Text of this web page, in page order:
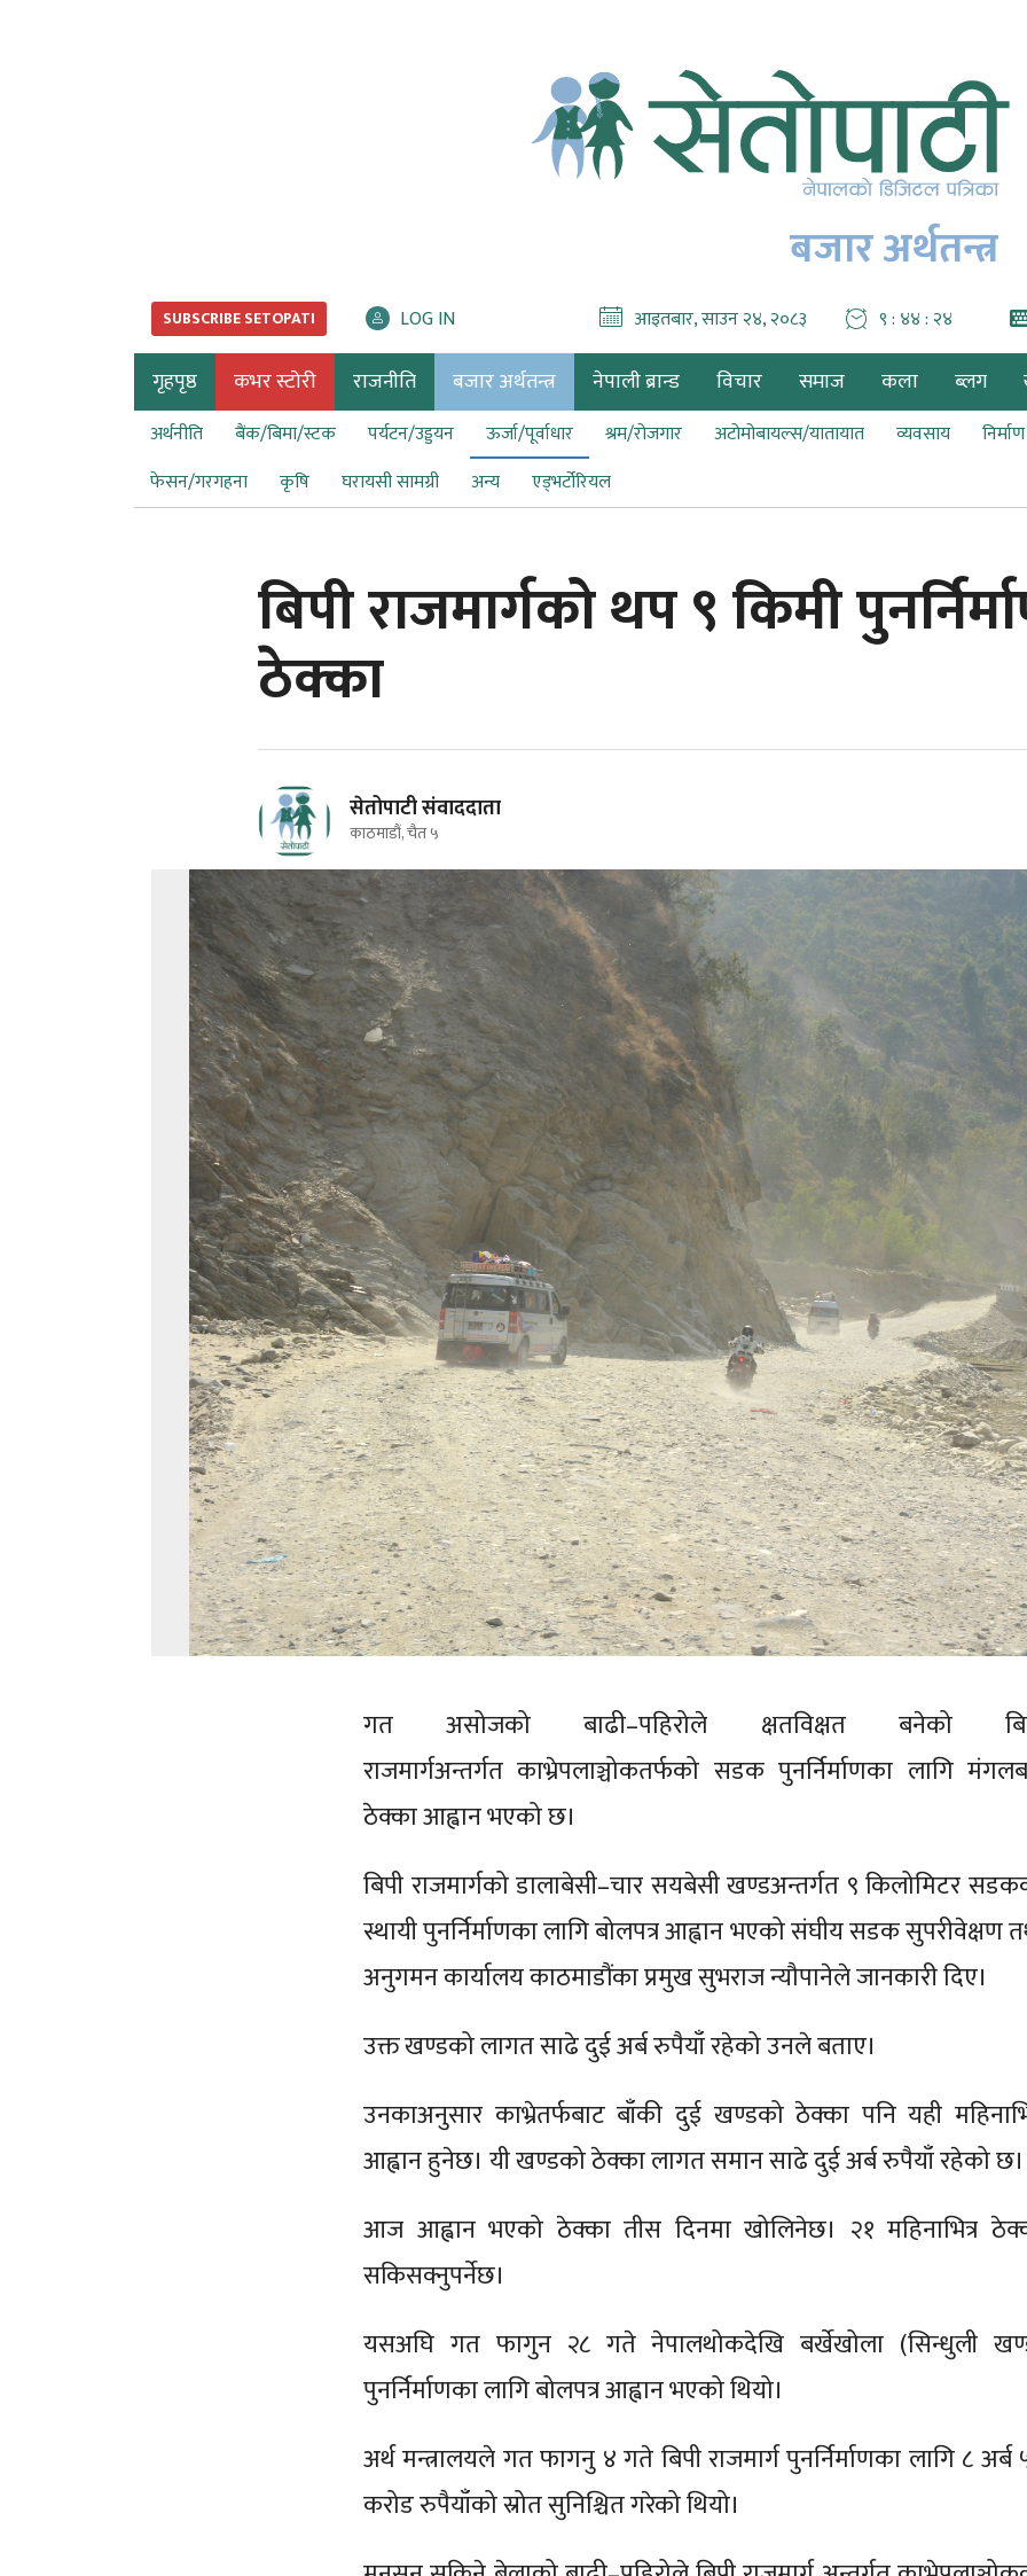
बजार अर्थतन्त्र
SUBSCRIBE SETOPATI LOG IN आइतबार, साउन २४, २०८३ ९ : ४४ : २६
गृहपृष्ठ कभर स्टोरी राजनीति बजार अर्थतन्त्र नेपाली ब्रान्ड विचार समाज कला ब्लग
अर्थनीति बैंक/बिमा/स्टक पर्यटन/उड्डयन ऊर्जा/पूर्वाधार श्रम/रोजगार अटोमोबायल्स/यातायात व्यवसाय
फेसन/गरगहना
कृषि घरायसी सामग्री अन्य एड्भर्टोरियल
बिपी राजमार्गको थप ९ किमी
ठेक्का
सेतोपाटी संवाददाता
काठमाडौं, चैत ५
गत असोजको बाढी–पहिरोले क्षतविक्षत बनेको
राजमार्गअन्तर्गत काभ्रेपलाञ्चोकतर्फको सडक पुनर्निर्माणका लागि
ठेक्का आह्वान भएको छ।
बिपी राजमार्गको डालाबेसी–चार सयबेसी खण्डअन्तर्गत ९ किलोमिटर
स्थायी पुनर्निर्माणका लागि बोलपत्र आह्वान भएको संघीय सडक सुपरीवेक्षण
अनुगमन कार्यालय काठमाडौंका प्रमुख सुभराज न्यौपानेले जानकारी दिए।
उक्त खण्डको लागत साढे दुई अर्ब रुपैयाँ रहेको उनले बताए।
उनकाअनुसार काभ्रेतर्फबाट बाँकी दुई खण्डको ठेक्का पनि यही
आह्वान हुनेछ। यी खण्डको ठेक्का लागत समान साढे दुई अर्ब रुपैयाँ रहेको छ।
आज आह्वान भएको ठेक्का तीस दिनमा खोलिनेछ। २१ महिनाभित्र
सकिसक्नुपर्नेछ।
यसअघि गत फागुन २८ गते नेपालथोकदेखि बर्खेखोला (सिन्धुली
पुनर्निर्माणका लागि बोलपत्र आह्वान भएको थियो।
अर्थ मन्त्रालयले गत फागनु ४ गते बिपी राजमार्ग पुनर्निर्माणका लागि ८ अर्ब
करोड रुपैयाँको स्रोत सुनिश्चित गरेको थियो।